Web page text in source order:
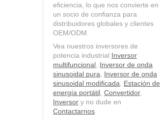
eficiencia, lo que nos convierte en
un socio de confianza para
distribuidores globales y clientes
OEM/ODM.
Vea nuestros inversores de
potencia industrial
Inversor
multifuncional ,
Inversor de onda
sinusoidal pura,
Inversor de onda
sinusoidal modificada, Estación de
energía portátil , Convertidor,
Inversor y no dude en
Contactarnos.